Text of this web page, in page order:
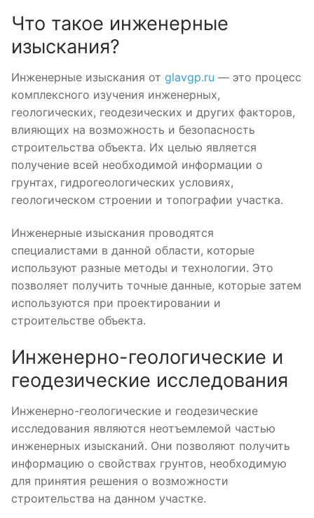
Что такое инженерные
изыскания?
Инженерные изыскания от glavgp.ru — это процесс
комплексного изучения инженерных,
геологических, геодезических и других факторов,
влияющих на возможность и безопасность
строительства объекта. Их целью является
получение всей необходимой информации о
грунтах, гидрогеологических условиях,
геологическом строении и топографии участка.
Инженерные изыскания проводятся
специалистами в данной области, которые
используют разные методы и технологии. Это
позволяет получить точные данные, которые затем
используются при проектировании и
строительстве объекта.
Инженерно-геологические и
геодезические исследования
Инженерно-геологические и геодезические
исследования являются неотъемлемой частью
инженерных изысканий. Они позволяют получить
информацию о свойствах грунтов, необходимую
для принятия решения о возможности
строительства на данном участке.